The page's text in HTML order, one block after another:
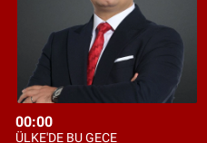
00:00
ÜLKE'DE BU GECE